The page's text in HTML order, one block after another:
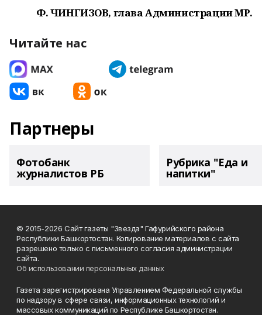
Ф. ЧИНГИЗОВ, глава Администрации МР.
Читайте нас
Партнеры
Фотобанк
журналистов РБ
Рубрика "Еда и
напитки"
© 2015-2026 Сайт газеты "Звезда" Гафурийского района
Республики Башкортостан. Копирование материалов с сайта
разрешено только с письменного согласия администрации
сайта.
Об использовании персональных данных
Газета зарегистрирована Управлением Федеральной службы
по надзору в сфере связи, информационных технологий и
массовых коммуникаций по Республике Башкортостан.